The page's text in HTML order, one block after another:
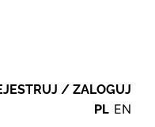
/ ZALOGUJ
PL EN